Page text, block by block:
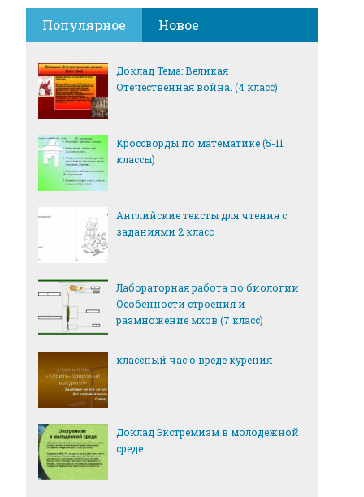
Популярное Новое
Доклад Тема: Великая
Отечественная война. (4 класс)
Кроссворды по математике (5-11
классы)
Английские тексты для чтения с
заданиями 2 класс
Лабораторная работа по биологии
Особенности строения и
размножение мхов (7 класс)
классный час о вреде курения
Доклад Экстремизм в молодежной
среде